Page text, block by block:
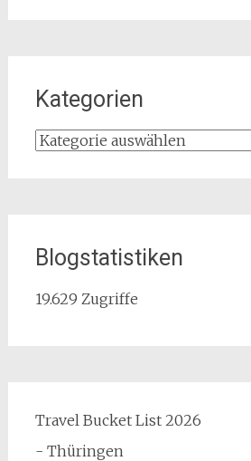
Kategorien
Kategorien
Blogstatistiken
19.629 Zugriffe
Travel Bucket List 2026
- Thüringen